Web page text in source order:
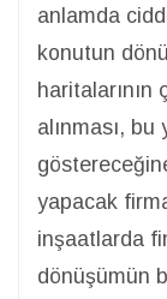
anlamda
konutun
haritalarının
alınması, bu
yapacak
inşaatlarda
dönüşümün